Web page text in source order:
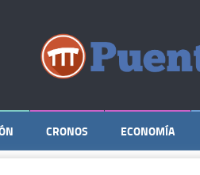
CRONOS ECONOMÍA